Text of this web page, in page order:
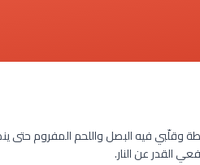
فيه البصل واللحم المفروم حتى